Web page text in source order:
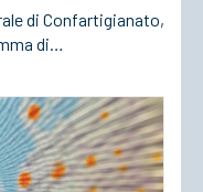
di Confartigianato,
di…